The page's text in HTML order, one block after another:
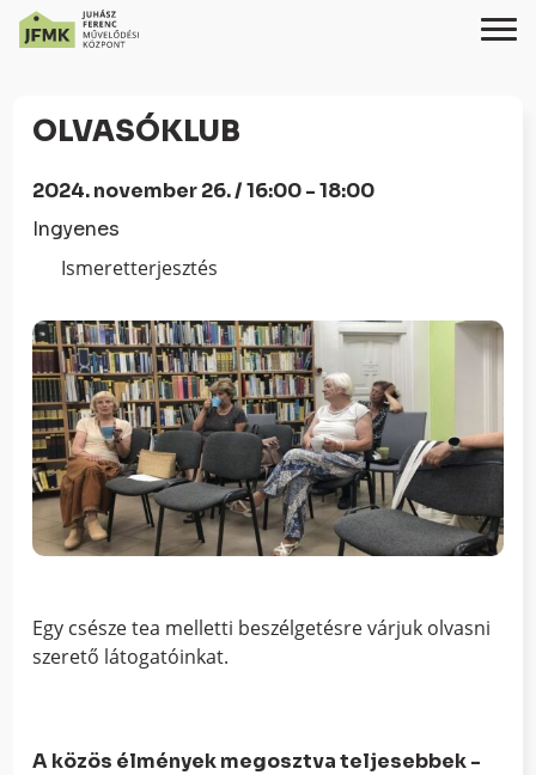
Content
navigációhozOLVASÓKLUB
2024. november 26. / 16:00 - 18:00
Ingyenes
Ismeretterjesztés
Egy csésze tea melletti beszélgetésre várjuk olvasni
szerető látogatóinkat.
A közös élmények megosztva teljesebbek -